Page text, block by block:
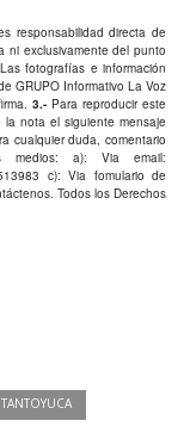
responsabilidad directa de
ni exclusivamente del punto
Las fotografías e información
GRUPO Informativo La Voz
3.- Para reproducir este
nota el siguiente mensaje
cualquier duda, comentario
medios: a): Via email:
c): Via fomulario de
. Todos los Derechos
TANTOYUCA